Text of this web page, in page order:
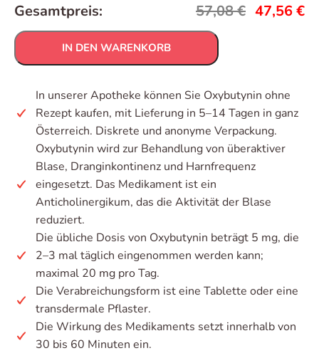
Gesamtpreis: 57,08€ 47,56€
IN DEN WARENKORB
In unserer Apotheke können Sie Oxybutynin ohne
Rezept kaufen, mit Lieferung in 5–14 Tagen in ganz
Österreich. Diskrete und anonyme Verpackung.
Oxybutynin wird zur Behandlung von überaktiver
Blase, Dranginkontinenz und Harnfrequenz
eingesetzt. Das Medikament ist ein
Anticholinergikum, das die Aktivität der Blase
reduziert.
Die übliche Dosis von Oxybutynin beträgt 5 mg, die
2–3 mal täglich eingenommen werden kann;
maximal 20 mg pro Tag.
Die Verabreichungsform ist eine Tablette oder eine
transdermale Pflaster.
Die Wirkung des Medikaments setzt innerhalb von
30 bis 60 Minuten ein.